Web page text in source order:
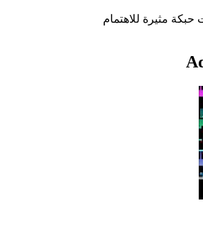
حبكة مثيرة للاهتمام